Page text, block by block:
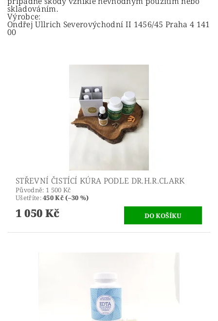
skladováním.
Výrobce:
Ondřej Ullrich Severovýchodní II 1456/45 Praha 4 141
00
STŘEVNÍ ČISTÍCÍ KÚRA PODLE DR.H.R.CLARK
Původně: 1 500 Kč
Ušetříte:450 Kč (–30 %)
1 050 Kč